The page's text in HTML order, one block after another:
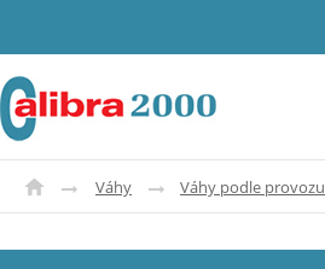
Váhy Váhy podle provozu